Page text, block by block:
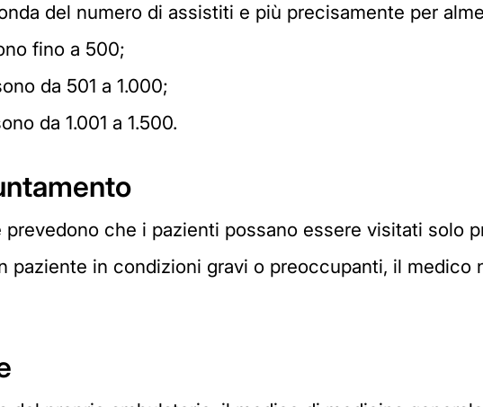
del numero di assistiti e più precisamente per
fino a 500;
da 501 a 1.000;
da 1.001 a 1.500.
che i pazienti possano essere visitati solo
paziente in condizioni gravi o preoccupanti, il medico